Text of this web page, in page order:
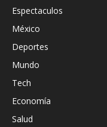
Espectaculos
México
Deportes
Mundo
Tech
Economía
Salud